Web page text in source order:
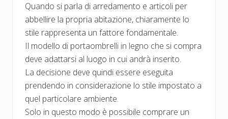
Quando si parla di arredamento e articoli per
abbellire la propria abitazione, chiaramente lo
stile rappresenta un fattore fondamentale.
Il modello di portaombrelli in legno che si compra
deve adattarsi al luogo in cui andrà inserito.
La decisione deve quindi essere eseguita
prendendo in considerazione lo stile impostato a
quel particolare ambiente.
Solo in questo modo è possibile comprare un